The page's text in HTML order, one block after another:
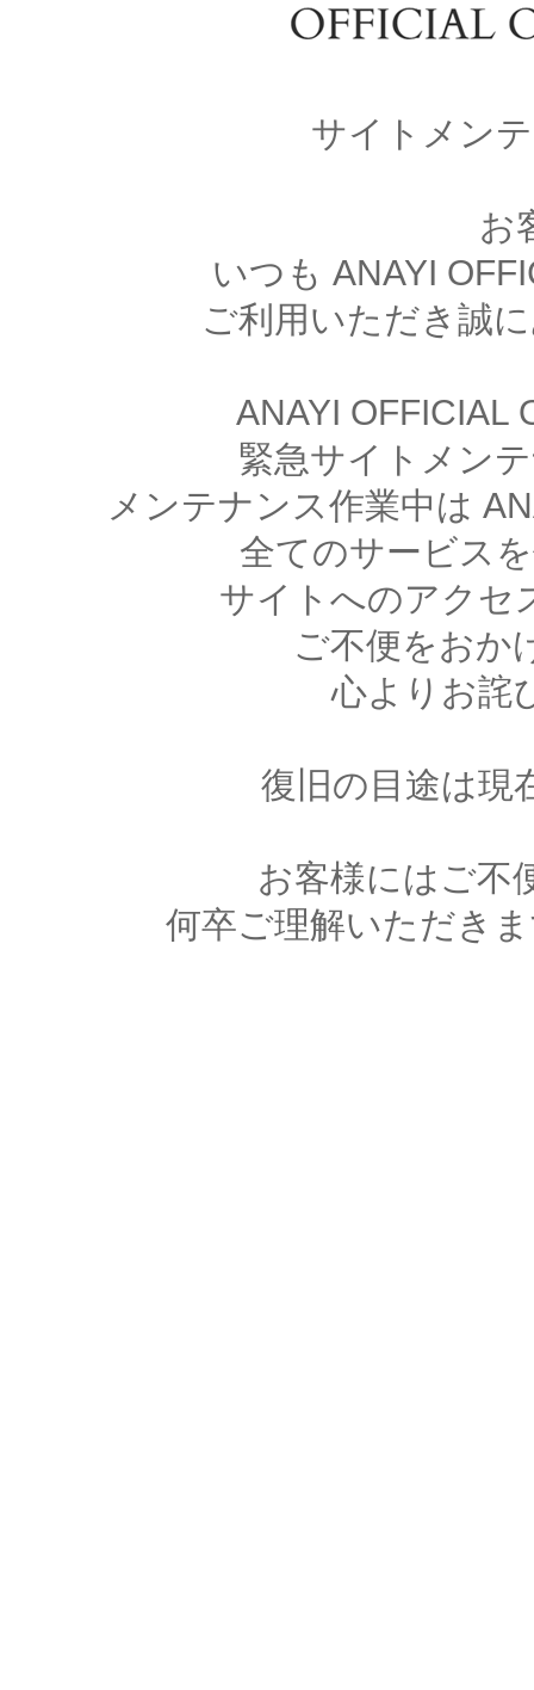
サイトメン
お
いつも ANAYI
ご利用いただき誠
ANAYI OFFICIAL
緊急サイトメン
メンテナンス作業中は
全てのサービス
サイトへのアクセ
ご不便をおか
心よりお詫
復旧の目途は現
お客様にはご不
何卒ご理解いただき